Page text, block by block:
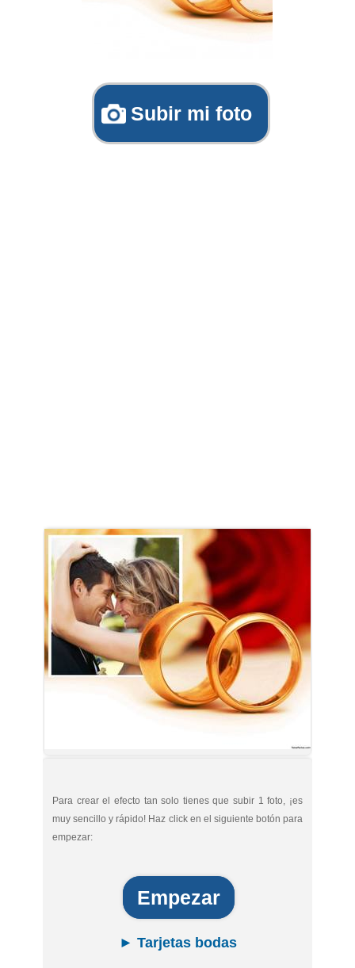
Subir mi foto
Para crear el efecto tan solo tienes que subir 1 foto, ¡es
muy sencillo y rápido! Haz click en el siguiente botón para
empezar:
Empezar
► Tarjetas bodas